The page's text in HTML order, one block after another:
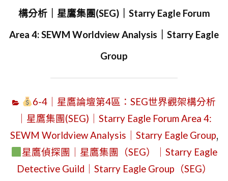
構分析｜星鷹集團(SEG)｜Starry Eagle Forum
Area 4: SEWM Worldview Analysis｜Starry Eagle
Group
6-4｜星鷹論壇第4區：SEG世界觀架構分析
｜星鷹集團(SEG)｜Starry Eagle Forum Area 4:
SEWM Worldview Analysis｜Starry Eagle Group,
星鷹偵探團｜星鷹集團（SEG）｜Starry Eagle
Detective Guild｜Starry Eagle Group（SEG）